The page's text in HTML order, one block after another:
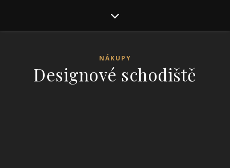
NÁKUPY
Designové schodiště